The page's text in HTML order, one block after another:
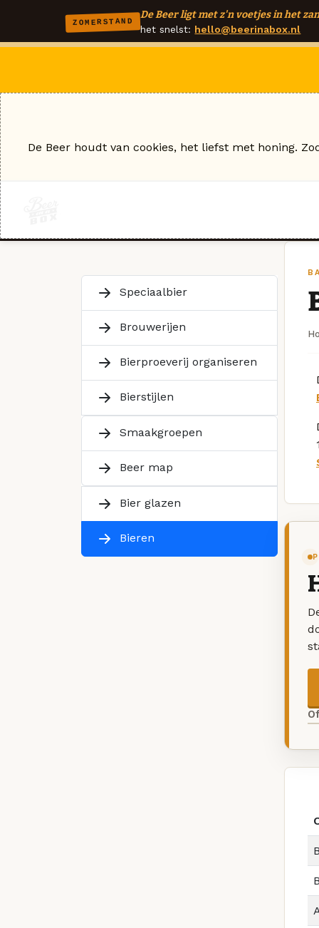
ZOMERSTAND
De Beer ligt met z'n voetjes in het
het snelst: hello@beerinabox.nl
Speciaalbier
Brouwerijen
Bierproeverij organiseren
Bierstijlen
Smaakgroepen
Beer map
Bier glazen
Bieren
De Beer houdt van cookies, het liefst met honing.